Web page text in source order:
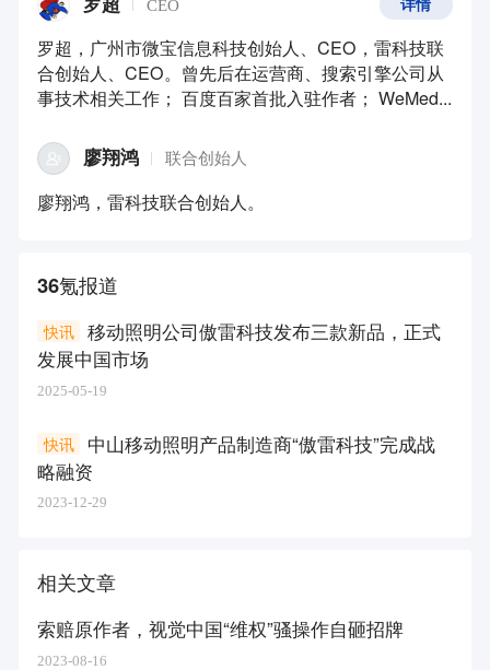
罗超 CEO
罗超，广州市微宝信息科技创始人、CEO，雷科技联
合创始人、CEO。曾先后在运营商、搜索引擎公司从
事技术相关工作； 百度百家首批入驻作者； WeMed...
详情
廖翔鸿 联合创始人
廖翔鸿，雷科技联合创始人。
36氪报道
移动照明公司傲雷科技发布三款新品，正式
发展中国市场
快讯
2025-05-19
中山移动照明产品制造商“傲雷科技”完成战
略融资
快讯
2023-12-29
相关文章
索赔原作者，视觉中国“维权”骚操作自砸招牌
2023-08-16